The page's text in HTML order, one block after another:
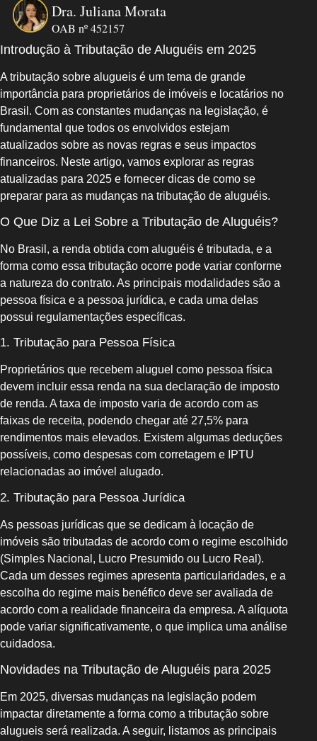
Dra. Juliana Morata
OAB nº 452157
Introdução à Tributação de Aluguéis em 2025
A tributação sobre alugueis é um tema de grande
importância para proprietários de imóveis e locatários no
Brasil. Com as constantes mudanças na legislação, é
fundamental que todos os envolvidos estejam
atualizados sobre as novas regras e seus impactos
financeiros. Neste artigo, vamos explorar as regras
atualizadas para 2025 e fornecer dicas de como se
preparar para as mudanças na tributação de aluguéis.
O Que Diz a Lei Sobre a Tributação de Aluguéis?
No Brasil, a renda obtida com aluguéis é tributada, e a
forma como essa tributação ocorre pode variar conforme
a natureza do contrato. As principais modalidades são a
pessoa física e a pessoa jurídica, e cada uma delas
possui regulamentações específicas.
1. Tributação para Pessoa Física
Proprietários que recebem aluguel como pessoa física
devem incluir essa renda na sua declaração de imposto
de renda. A taxa de imposto varia de acordo com as
faixas de receita, podendo chegar até 27,5% para
rendimentos mais elevados. Existem algumas deduções
possíveis, como despesas com corretagem e IPTU
relacionadas ao imóvel alugado.
2. Tributação para Pessoa Jurídica
As pessoas jurídicas que se dedicam à locação de
imóveis são tributadas de acordo com o regime escolhido
(Simples Nacional, Lucro Presumido ou Lucro Real).
Cada um desses regimes apresenta particularidades, e a
escolha do regime mais benéfico deve ser avaliada de
acordo com a realidade financeira da empresa. A alíquota
pode variar significativamente, o que implica uma análise
cuidadosa.
Novidades na Tributação de Aluguéis para 2025
Em 2025, diversas mudanças na legislação podem
impactar diretamente a forma como a tributação sobre
alugueis será realizada. A seguir, listamos as principais